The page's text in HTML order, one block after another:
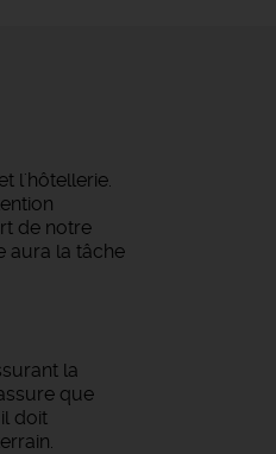
l'hôtellerie.
de notre
aura la tâche
la
que
doit